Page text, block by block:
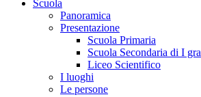
Scuola
Panoramica
Presentazione
Scuola Primaria
Scuola Secondaria di I
Liceo Scientifico
I luoghi
Le persone